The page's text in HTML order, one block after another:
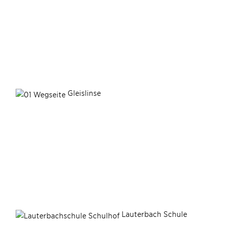
Gleislinse
Lauterbach Schule